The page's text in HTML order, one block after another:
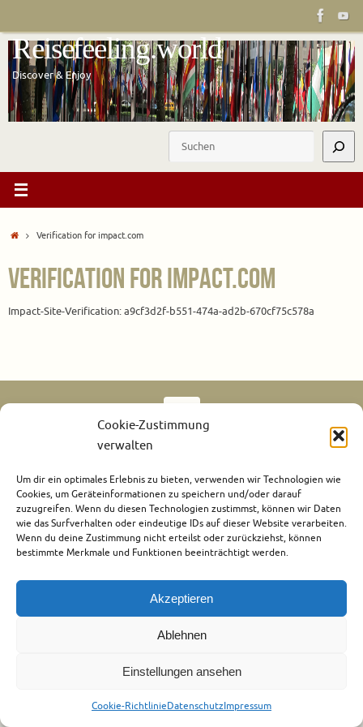
Cookie-Zustimmung
verwalten
Um dir ein optimales Erlebnis zu bieten, verwenden wir Technologien wie
Cookies, um Geräteinformationen zu speichern und/oder darauf
zuzugreifen. Wenn du diesen Technologien zustimmst, können wir Daten
wie das Surfverhalten oder eindeutige IDs auf dieser Website verarbeiten.
Wenn du deine Zustimmung nicht erteilst oder zurückziehst, können
bestimmte Merkmale und Funktionen beeinträchtigt werden.
Akzeptieren
Ablehnen
Einstellungen ansehen
Cookie-RichtlinieDatenschutzImpressum
springen
Reisefeeling.world
Discover & Enjoy
StartVerification for impact.com
Verification for impact.com
Impact-Site-Verification: a9cf3d2f-b551-474a-ad2b-670cf75c578a
Urheberrecht Datenschutz Impressum
Cookie-Richtlinie (EU)
Präsentiert vonTempera&